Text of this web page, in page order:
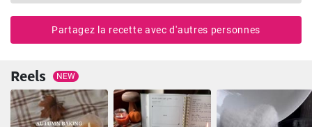
Partagez la recette avec d'autres personnes
Reels NEW